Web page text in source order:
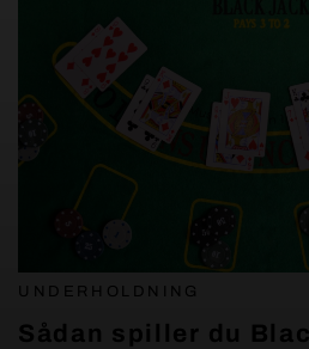
UNDERHOLDNING
Sådan spiller du